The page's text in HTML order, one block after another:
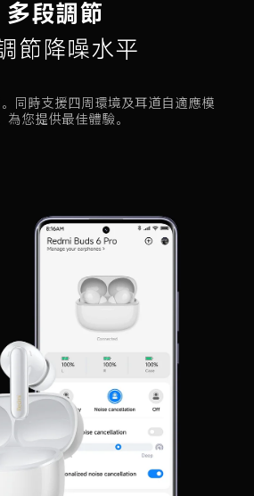
多段調節
節降噪水平
同時支援四周環境及耳道自適應模
為您提供最佳體驗。